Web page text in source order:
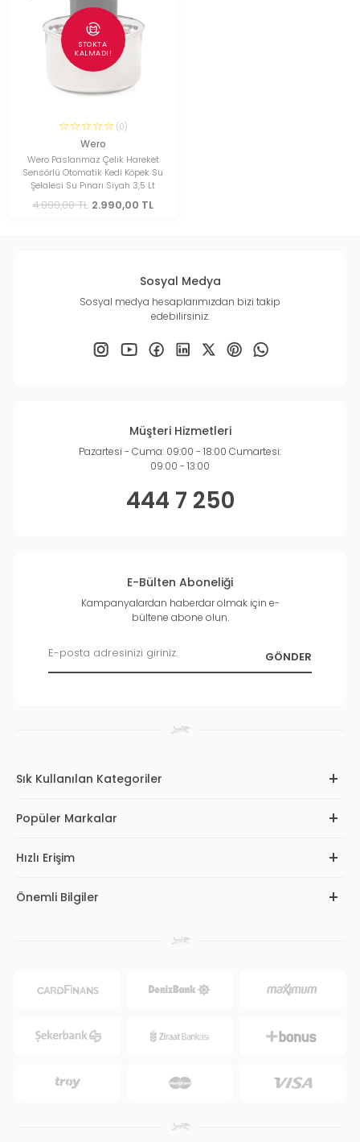
STOKTA
KALMADI!
(0)
Wero
Wero Paslanmaz Çelik Hareket
Sensörlü Otomatik Kedi Köpek Su
Şelalesi Su Pınarı Siyah 3,5 Lt
4.000,00 TL 2.990,00 TL
Sosyal Medya
Sosyal medya hesaplarımızdan bizi takip
edebilirsiniz.
Müşteri Hizmetleri
Pazartesi - Cuma: 09:00 - 18:00 Cumartesi:
09:00 - 13:00
444 7 250
E-Bülten Aboneliği
Kampanyalardan haberdar olmak için e-
bültene abone olun.
Sık Kullanılan Kategoriler
Popüler Markalar
Hızlı Erişim
Önemli Bilgiler